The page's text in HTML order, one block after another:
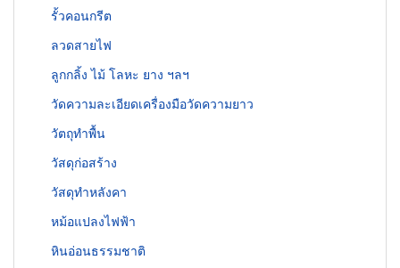
รั้วคอนกรีต
ลวดสายไฟ
ลูกกลิ้ง ไม้ โลหะ ยาง ฯลฯ
วัดความละเอียดเครื่องมือวัดความยาว
วัตถุทำพื้น
วัสดุก่อสร้าง
วัสดุทำหลังคา
หม้อแปลงไฟฟ้า
หินอ่อนธรรมชาติ